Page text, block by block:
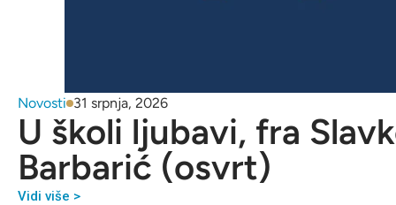
Novosti 31 srpnja, 2026
U školi ljubavi, fra
Barbarić (osvrt)
Vidi više >